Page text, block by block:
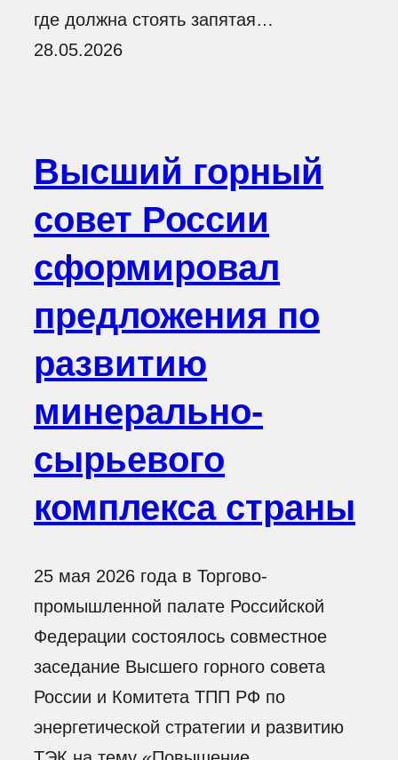
где должна стоять запятая…
28.05.2026
Высший горный
совет России
сформировал
предложения по
развитию
минерально-
сырьевого
комплекса страны
25 мая 2026 года в Торгово-
промышленной палате Российской
Федерации состоялось совместное
заседание Высшего горного совета
России и Комитета ТПП РФ по
энергетической стратегии и развитию